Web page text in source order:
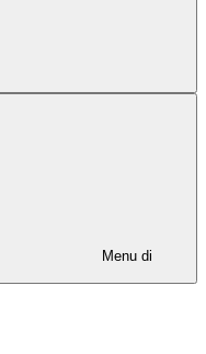
Menu di